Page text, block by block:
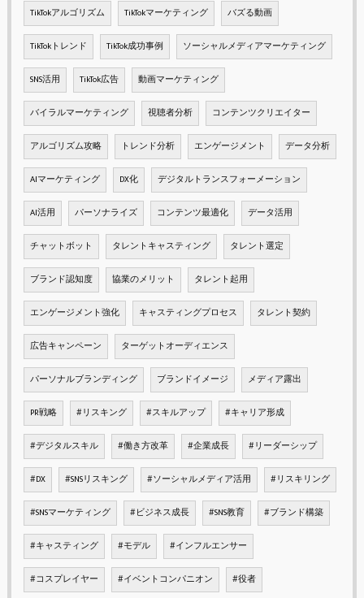
TikTokアルゴリズム TikTokマーケティング バズる動画
TikTokトレンド TikTok成功事例 ソーシャルメディアマーケティング
SNS活用 TikTok広告 動画マーケティング
バイラルマーケティング 視聴者分析 コンテンツクリエイター
アルゴリズム攻略 トレンド分析 エンゲージメント データ分析
AIマーケティング DX化 デジタルトランスフォーメーション
AI活用 パーソナライズ コンテンツ最適化 データ活用
チャットボット タレントキャスティング タレント選定
ブランド認知度 協業のメリット タレント起用
エンゲージメント強化 キャスティングプロセス タレント契約
広告キャンペーン ターゲットオーディエンス
パーソナルブランディング ブランドイメージ メディア露出
PR戦略 #リスキング #スキルアップ #キャリア形成
#デジタルスキル #働き方改革 #企業成長 #リーダーシップ
#DX #SNSリスキング #ソーシャルメディア活用 #リスキリング
#SNSマーケティング #ビジネス成長 #SNS教育 #ブランド構築
#キャスティング #モデル #インフルエンサー
#コスプレイヤー #イベントコンパニオン #役者